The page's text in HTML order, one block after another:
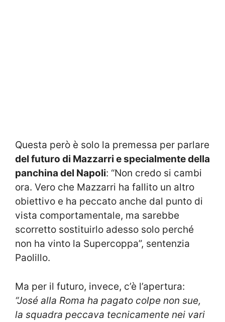
Questa però è solo la premessa per parlare
del futuro di Mazzarri e specialmente della
panchina del Napoli: “Non credo si cambi
ora. Vero che Mazzarri ha fallito un altro
obiettivo e ha peccato anche dal punto di
vista comportamentale, ma sarebbe
scorretto sostituirlo adesso solo perché
non ha vinto la Supercoppa”, sentenzia
Paolillo.
Ma per il futuro, invece, c’è l’apertura:
“José alla Roma ha pagato colpe non sue,
la squadra peccava tecnicamente nei vari